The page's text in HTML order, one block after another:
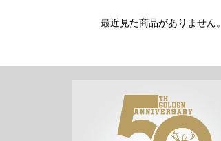
最近見た商品がありません。